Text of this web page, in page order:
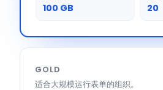
100 GB 20
GOLD
适合大规模运行表单的组织。